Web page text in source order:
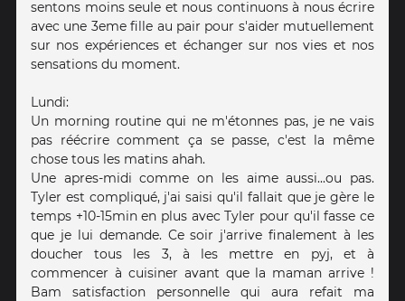
sentons moins seule et nous continuons à nous écrire
avec une 3eme fille au pair pour s'aider mutuellement
sur nos expériences et échanger sur nos vies et nos
sensations du moment.
Lundi:
Un morning routine qui ne m'étonnes pas, je ne vais
pas réécrire comment ça se passe, c'est la même
chose tous les matins ahah.
Une apres-midi comme on les aime aussi...ou pas.
Tyler est compliqué, j'ai saisi qu'il fallait que je gère le
temps +10-15min en plus avec Tyler pour qu'il fasse ce
que je lui demande. Ce soir j'arrive finalement à les
doucher tous les 3, à les mettre en pyj, et à
commencer à cuisiner avant que la maman arrive !
Bam satisfaction personnelle qui aura refait ma